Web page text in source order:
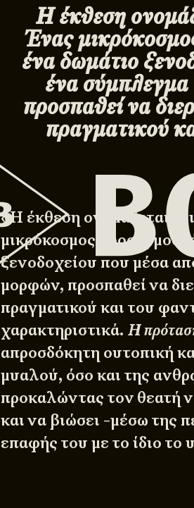
Η έκθεση
Ένας
ένα δωμάτιο
ένα
προσπαθεί να
πραγματικού
«Η έκθεση ονομάζεται
μικρόκοσμος
ξενοδοχείου που μέσα
μορφών, προσπαθεί να
πραγματικού και του
χαρακτηριστικά. Η
απροσδόκητη ουτοπική
μυαλού, όσο και της
προκαλώντας τον θεατή
και να βιώσει -μέσω της
επαφής του με το ίδιο το